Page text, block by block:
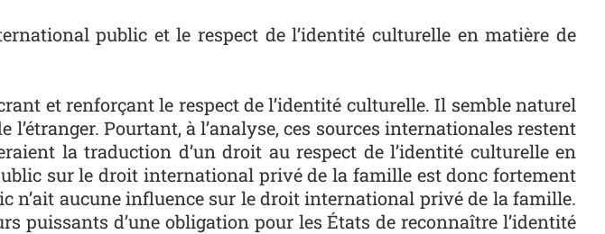
public et le respect de l’identité culturelle en matière de
et renforçant le respect de l’identité culturelle. Il semble naturel
Pourtant, à l’analyse, ces sources internationales restent
la traduction d’un droit au respect de l’identité culturelle en
sur le droit international privé de la famille est donc fortement
n’ait aucune influence sur le droit international privé de la famille.
puissants d’une obligation pour les États de reconnaître l’identité